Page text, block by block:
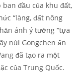
đầu của khu đất,
“làng, đất nông
ánh ý tưởng “tựa
núi Gongchen ấn
đã tạo ra một
của Trung Quốc.